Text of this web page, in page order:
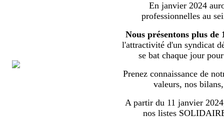
En janvier 2024
professionnelles au
Nous présentons plus de
l'attractivité d'un syndicat
se bat chaque jour
Prenez connaissance de
valeurs, nos
A partir du 11 janvier
nos listes